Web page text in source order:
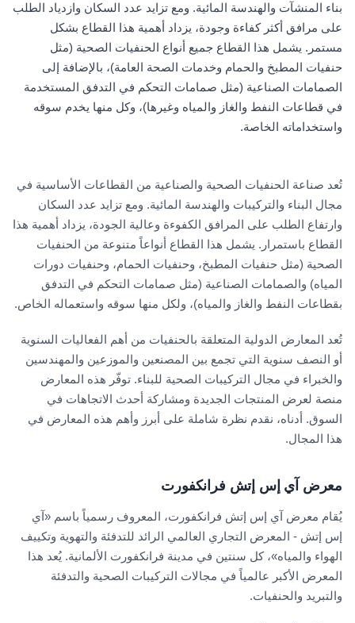
بناء المنشآت والهندسة المائية. ومع تزايد عدد السكان وازدياد الطلب
على مرافق أكثر كفاءة وجودة، يزداد أهمية هذا القطاع بشكل
مستمر. يشمل هذا القطاع جميع أنواع الحنفيات الصحية (مثل
حنفيات المطبخ والحمام وخدمات الصحة العامة)، بالإضافة إلى
الصمامات الصناعية (مثل صمامات التحكم في التدفق المستخدمة
في قطاعات النفط والغاز والمياه وغيرها)، وكل منها يخدم سوقه
واستخداماته الخاصة.
تُعد صناعة الحنفيات الصحية والصناعية من القطاعات الأساسية في
مجال البناء والتركيبات والهندسة المائية. ومع تزايد عدد السكان
وارتفاع الطلب على المرافق الكفوءة وعالية الجودة، يزداد أهمية هذا
القطاع باستمرار. يشمل هذا القطاع أنواعاً متنوعة من الحنفيات
الصحية (مثل حنفيات المطبخ، وحنفيات الحمام، وحنفيات دورات
المياه) والصمامات الصناعية (مثل صمامات التحكم في التدفق
بقطاعات النفط والغاز والمياه)، ولكل منها سوقه واستعماله الخاص.
تُعد المعارض الدولية المتعلقة بالحنفيات من أهم الفعاليات السنوية
أو النصف سنوية التي تجمع بين المصنعين والموزعين والمهندسين
والخبراء في مجال التركيبات الصحية للبناء. توفّر هذه المعارض
منصة لعرض المنتجات الجديدة ومشاركة أحدث الاتجاهات في
السوق. أدناه، نقدم نظرة شاملة على أبرز وأهم هذه المعارض في
هذا المجال.
معرض آي إس إتش فرانكفورت
يُقام معرض آي إس إتش فرانكفورت، المعروف رسمياً باسم «آي
إس إتش - المعرض التجاري العالمي الرائد للتدفئة والتهوية وتكييف
الهواء والمياه»، كل سنتين في مدينة فرانكفورت الألمانية. يُعد هذا
المعرض الأكبر عالمياً في مجالات التركيبات الصحية والتدفئة
والتبريد والحنفيات.